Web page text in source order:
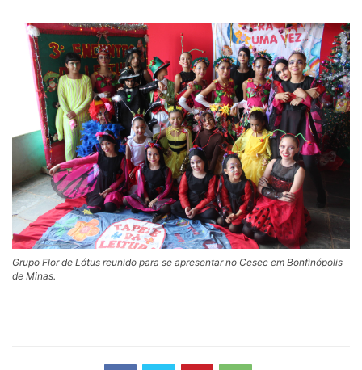
Grupo Flor de Lótus reunido para se apresentar no Cesec em Bonfinópolis
de Minas.